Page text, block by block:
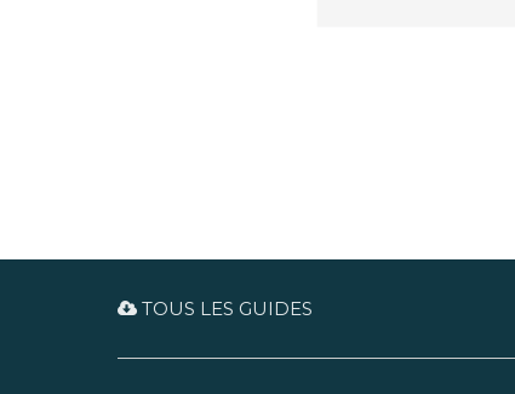
TOUS LES GUIDES